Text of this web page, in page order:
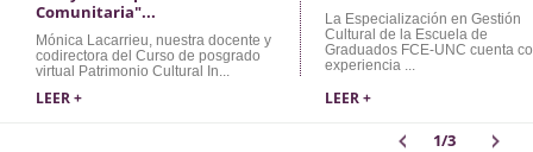
1/3
Comunitaria"...
Mónica Lacarrieu, nuestra docente y
codirectora del Curso de posgrado
virtual Patrimonio Cultural In...
LEER +
La Especialización en Gestión
Cultural de la Escuela de
Graduados FCE-UNC cuenta
experiencia ...
LEER +